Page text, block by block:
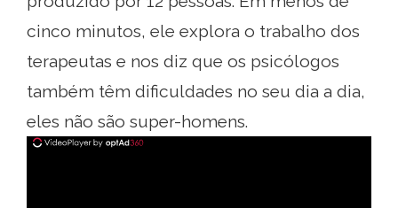
cinco minutos, ele explora o trabalho dos
terapeutas e nos diz que os psicólogos
também têm dificuldades no seu dia a dia,
eles não são super-homens.